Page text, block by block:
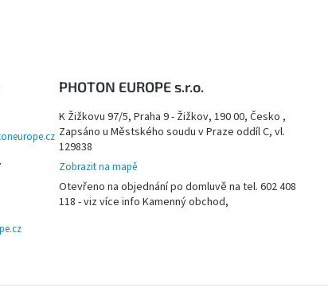
PHOTON EUROPE s.r.o.
K Žižkovu 97/5, Praha 9 - Žižkov, 190 00, Česko ,
Zapsáno u Městského soudu v Praze oddíl C, vl.
129838
Zobrazit na mapě
Otevřeno na objednání po domluvě na tel. 602 408
118 - viz více info Kamenný obchod,